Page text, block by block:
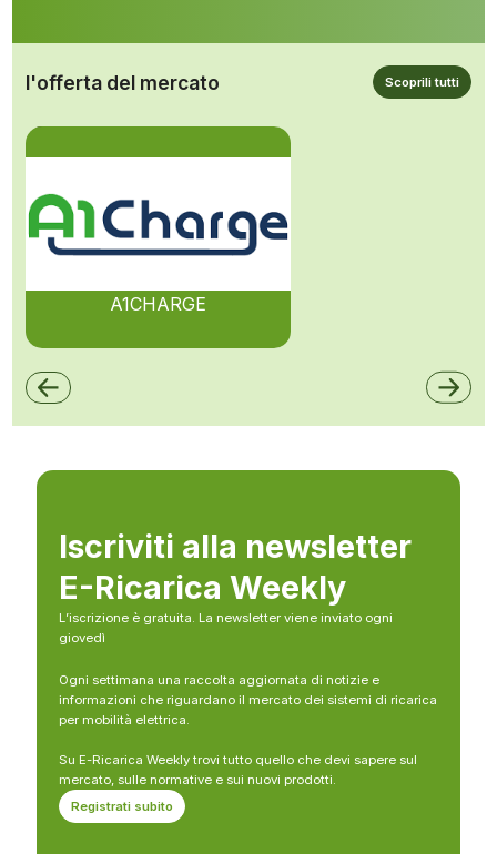
l'offerta del mercato Scoprili tutti
A1CHARGE
Iscriviti alla newsletter
E-Ricarica Weekly
L’iscrizione è gratuita. La newsletter viene inviato ogni
giovedì
Ogni settimana una raccolta aggiornata di notizie e
informazioni che riguardano il mercato dei sistemi di ricarica
per mobilità elettrica.
Su E-Ricarica Weekly trovi tutto quello che devi sapere sul
mercato, sulle normative e sui nuovi prodotti.
Registrati subito